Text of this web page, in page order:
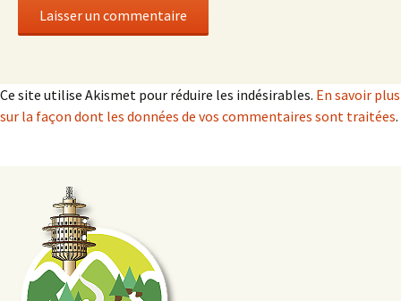
Ce site utilise Akismet pour réduire les indésirables. En savoir plus
sur la façon dont les données de vos commentaires sont traitées.